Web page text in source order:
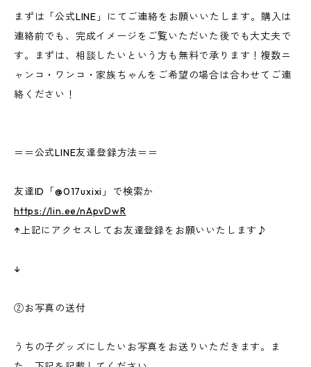
まずは「公式LINE」にてご連絡をお願いいたします。購入は
連絡前でも、完成イメージをご覧いただいた後でも大丈夫で
す。まずは、相談したいという方も無料で承ります！複数ニ
ャンコ・ワンコ・家族ちゃんをご希望の場合は合わせてご連
絡ください！
＝＝公式LINE友達登録方法＝＝
友達ID「@017uxixi」で検索か
https://lin.ee/nApvDwR
↑上記にアクセスしてお友達登録をお願いいたします♪
↓
②お写真の送付
うちの子グッズにしたいお写真をお送りいただきます。ま